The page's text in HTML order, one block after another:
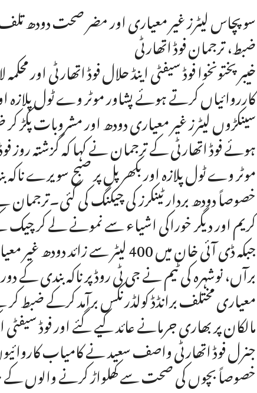
ضبط، ترجمان فوڈ اتھارٹی
خیبرپختونخوا فوڈ سیفٹی اینڈ حلال فوڈ اتھارٹی اور
کارروائیاں کرتے ہوئے پشاور موٹر وے ٹول پلازہ
سینکڑوں لیٹرز غیر معیاری دودھ اور مشروبات پکڑ
ہوئے فوڈ اتھارٹی کے ترجمان نے کہا کہ گزشتہ
موٹر وے ٹول پلازہ اور بکھر پل پر صبح سویرے
خصوصاً دودھ بردار ٹینکرز کی چیکنگ کی
جبکہ ڈی آئی خان میں 400 لیٹر
معیاری مختلف برانڈڈ کولڈرنکس برآمد کرکے
مالکان پر بھاری جرمانے عائد کیے گئے اور فوڈ
جنرل فوڈ اتھارٹی واصف سعید نے کامیاب
خصوصاً بچوں کی صحت سے کھلواڑ کرنے والوں کے